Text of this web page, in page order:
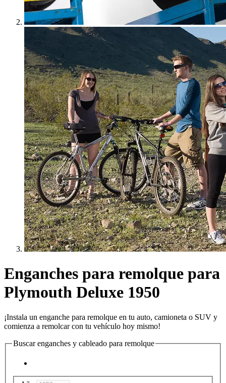
Enganches para remolque para
Plymouth Deluxe 1950
¡Instala un enganche para remolque en tu auto, camioneta o SUV y
comienza a remolcar con tu vehículo hoy mismo!
Buscar enganches y cableado para remolque